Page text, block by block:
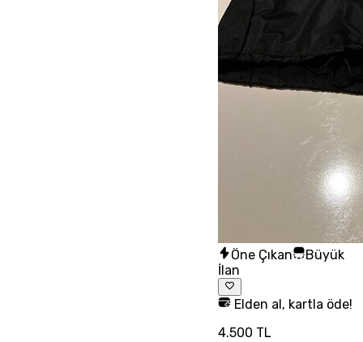
Öne Çıkan
Büyük
İlan
Elden al, kartla öde!
4.500 TL